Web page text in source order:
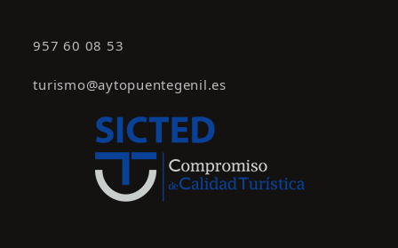
957 60 08 53
turismo@aytopuentegenil.es